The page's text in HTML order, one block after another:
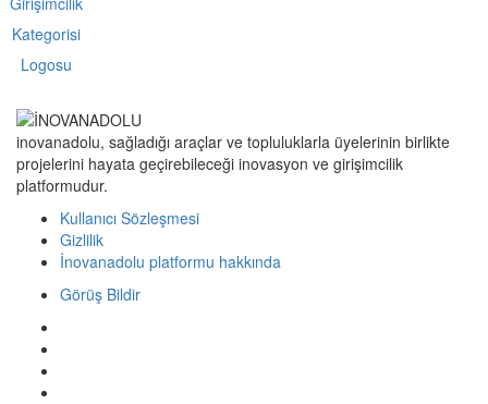
inovanadolu, sağladığı araçlar ve topluluklarla üyelerinin birlikte
projelerini hayata geçirebileceği inovasyon ve girişimcilik
platformudur.
Kullanıcı Sözleşmesi
Gizlilik
İnovanadolu platformu hakkında
Görüş Bildir